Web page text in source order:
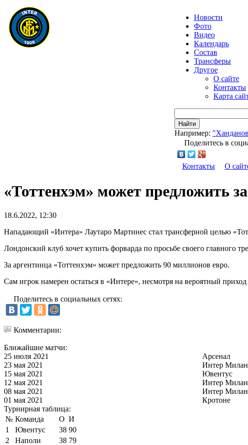
Новости
Фото
Видео
Календарь
Состав
Трансферы
Другое
О сайте
Контакты
Карта
Найти
Например:
Поделитесь в
Контакты О
«Тоттенхэм» может предложить
18.6.2022, 12:30
Нападающий «Интера» Лаутаро Мартинес стал трансферной целью
Лондонский клуб хочет купить форварда по просьбе своего главного
За аргентинца «Тоттенхэм» может предложить 90 миллионов евро.
Сам игрок намерен остаться в «Интере», несмотря на вероятный
Поделитесь в социальных сетях:
Комментарии:
Ближайшие матчи:
25 июля 2021
Арсенал
23 мая 2021
Интер Милан
15 мая 2021
Ювентус
12 мая 2021
Интер Милан
08 мая 2021
Интер Милан
01 мая 2021
Кротоне
Турнирная таблица:
№ Команда О И
1
Ювентус 38 90
2
Наполи 38 79